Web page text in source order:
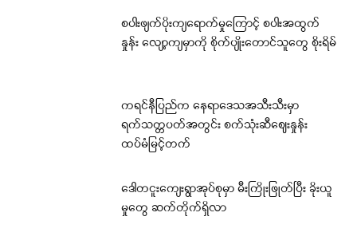
စပါးဖျက်ပိုးကျရောက်မှုကြောင့် စပါးအထွက်
နှုန်း လျော့ကျမှာကို စိုက်ပျိုးတောင်သူတွေ စိုးရိမ်
ကရင်နီပြည်က နေရာဒေသအသီးသီးမှာ
ရက်သတ္တပတ်အတွင်း စက်သုံးဆီဈေးနှုန်း
ထပ်မံမြင့်တက်
ဒေါတငူးကျေးရွာအုပ်စုမှာ မီးကြိုးဖြုတ်ပြီး ခိုးယူ
မှုတွေ ဆက်တိုက်ရှိလာ